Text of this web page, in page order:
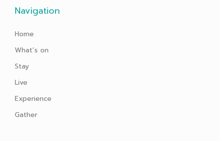
k
r
Navigation
Home
What’s on
Stay
Live
Experience
Gather